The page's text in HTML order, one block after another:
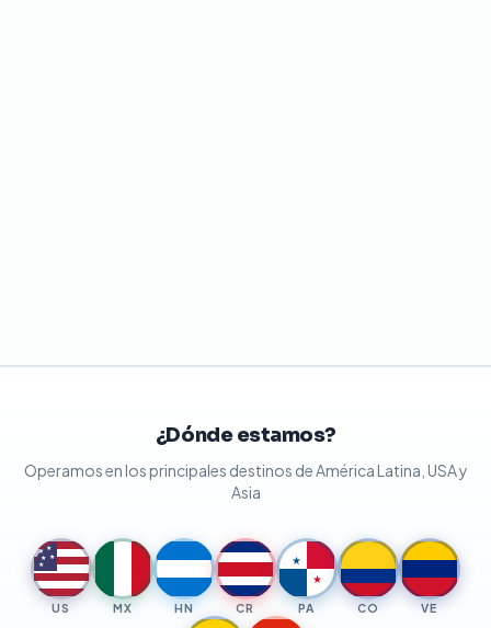
¿Dónde estamos?
Operamos en los principales destinos de América Latina, USA y
Asia
★ ★
★ ★
★
US MX HN CR
★
★
PA CO VE